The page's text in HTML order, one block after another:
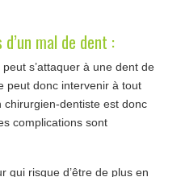
mal de dent :
s’attaquer à une dent de
peut donc intervenir à tout
dentiste est donc
complications sont
qui risque d’être de plus en